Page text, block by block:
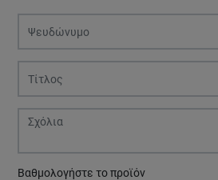
Βαθμολογήστε το προϊόν